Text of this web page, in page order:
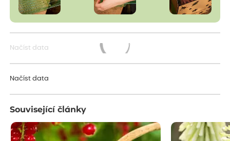
Načíst data
Načíst data
Související články